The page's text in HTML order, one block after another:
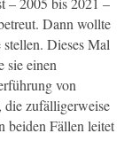
Dann wollte
Dieses Mal
sie einen
von
zufälligerweise
beiden Fällen leitet